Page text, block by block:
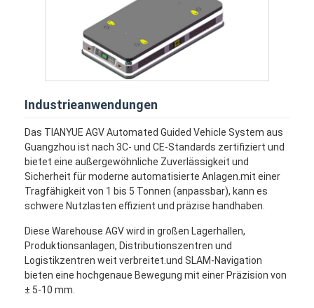
Industrieanwendungen
Das TIANYUE AGV Automated Guided Vehicle System aus
Guangzhou ist nach 3C- und CE-Standards zertifiziert und
bietet eine außergewöhnliche Zuverlässigkeit und
Sicherheit für moderne automatisierte Anlagen.mit einer
Tragfähigkeit von 1 bis 5 Tonnen (anpassbar), kann es
schwere Nutzlasten effizient und präzise handhaben.
Diese Warehouse AGV wird in großen Lagerhallen,
Produktionsanlagen, Distributionszentren und
Logistikzentren weit verbreitet.und SLAM-Navigation
bieten eine hochgenaue Bewegung mit einer Präzision von
± 5-10 mm.